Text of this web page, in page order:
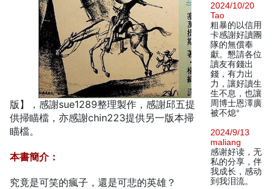
版】，感謝sue1289整理製作，感謝邱五提
供掃瞄檔，亦感謝chin223提供另一版本掃
瞄檔。
本書簡介：
究竟是可笑的瘋子，還是可悲的英雄？
2024/10/20
Tao
粗暴的以信用
卡感謝好讀團
隊的無償奉
獻。懇請各位
讀友有錢出
錢，有力出
力，讓好讀生
生不息，也讓
周博士恩澤廣
被不熄°
2024/9/13
maliang
感谢好读，无
私的分享，伴
我成长，感动
到我泪流。